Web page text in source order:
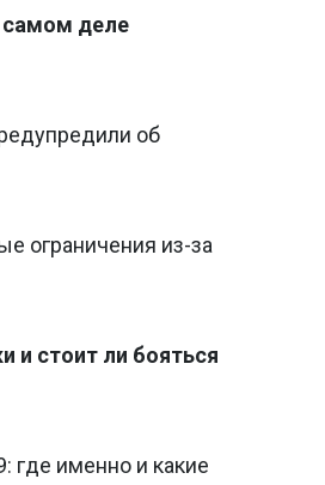
самом деле
об
ограничения из-за
и стоит ли бояться
где именно и какие